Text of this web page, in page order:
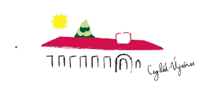
ALKALMAINK
ÜGYINTÉZÉS